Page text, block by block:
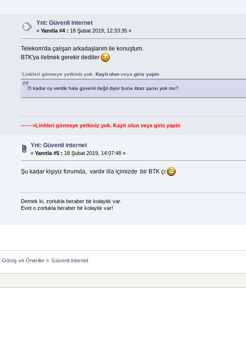
Ynt: Güvenli internet
« Yanıtla #4 : 18 Şubat 2019, 12:33:35 »
Telekom'da çalışan arkadaşlarım ile konuştum.
BTK'ya iletmek gerekir dediler
Linkleri görmeye yetkiniz yok. Kayit olunveya giris yapin
O kadar oy verdik hala güvenli değil diyor buna itiraz şansı yok mu?
------>Linkleri görmeye yetkiniz yok. Kayit olun veya giris yapin
Ynt: Güvenli internet
« Yanıtla #5 : 18 Şubat 2019, 14:07:48 »
Şu kadar kişiyiz forumda, vardır illa içimizde bir BTK çı
Demek ki, zorlukla beraber bir kolaylık var.
Evet o zorlukla beraber bir kolaylık var!
Görüş ve Öneriler» Güvenli internet